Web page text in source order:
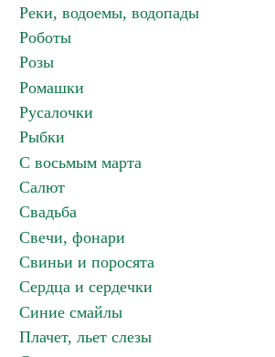
Реки, водоемы, водопады
Роботы
Розы
Ромашки
Русалочки
Рыбки
С восьмым марта
Салют
Свадьба
Свечи, фонари
Свиньи и поросята
Сердца и сердечки
Синие смайлы
Плачет, льет слезы